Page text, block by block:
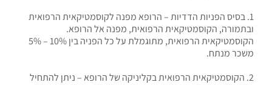
1. בסיס הפניות הדדיות – הרופא מפנה לקוסמטיקאית הרפואית
ובתמורה, הקוסמטיקאית הרפואית, מפנה אל הרופא.
הקוסמטיקאית הרפואית, מתוגמלת על כל הפניה בין 10% – 5%
משכר מנתח.
2. הקוסמטיקאית הרפואית בקליניקה של הרופא – ניתן להתחיל